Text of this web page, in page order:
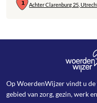
Achter Clarenburg 25,
Op WoerdenWijzer vindt u
gebied van zorg, gezin, werk